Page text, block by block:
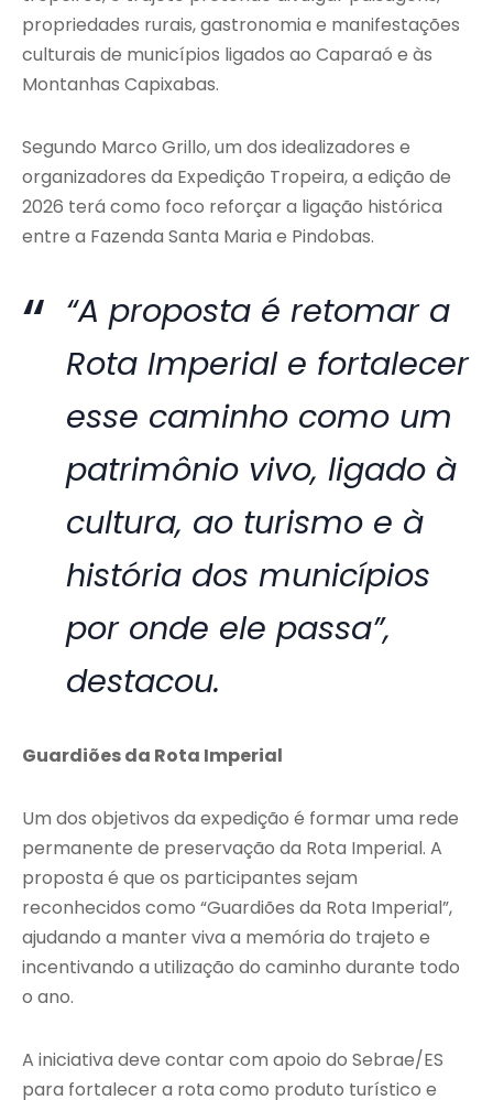
propriedades rurais, gastronomia e manifestações
culturais de municípios ligados ao Caparaó e às
Montanhas Capixabas.
Segundo Marco Grillo, um dos idealizadores e
organizadores da Expedição Tropeira, a edição de
2026 terá como foco reforçar a ligação histórica
entre a Fazenda Santa Maria e Pindobas.
“A proposta é retomar a
Rota Imperial e fortalecer
esse caminho como um
patrimônio vivo, ligado à
cultura, ao turismo e à
história dos municípios
por onde ele passa”,
destacou.
Guardiões da Rota Imperial
Um dos objetivos da expedição é formar uma rede
permanente de preservação da Rota Imperial. A
proposta é que os participantes sejam
reconhecidos como “Guardiões da Rota Imperial”,
ajudando a manter viva a memória do trajeto e
incentivando a utilização do caminho durante todo
o ano.
A iniciativa deve contar com apoio do Sebrae/ES
para fortalecer a rota como produto turístico e